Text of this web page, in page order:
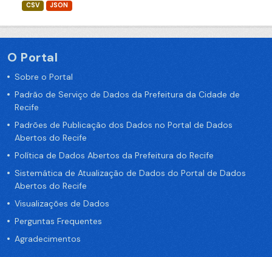
CSV JSON
O Portal
Sobre o Portal
Padrão de Serviço de Dados da Prefeitura da Cidade de
Recife
Padrões de Publicação dos Dados no Portal de Dados
Abertos do Recife
Política de Dados Abertos da Prefeitura do Recife
Sistemática de Atualização de Dados do Portal de Dados
Abertos do Recife
Visualizações de Dados
Perguntas Frequentes
Agradecimentos